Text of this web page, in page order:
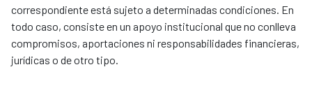
correspondiente está sujeto a determinadas condiciones. En
todo caso, consiste en un apoyo institucional que no conlleva
compromisos, aportaciones ni responsabilidades financieras,
jurídicas o de otro tipo.